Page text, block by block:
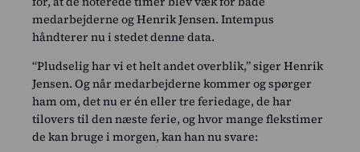
medarbejderne og Henrik Jensen. Intempus
håndterer nu i stedet denne data.
“Pludselig har vi et helt andet overblik,” siger Henrik
Jensen. Og når medarbejderne kommer og spørger
ham om, det nu er én eller tre feriedage, de har
tilovers til den næste ferie, og hvor mange flekstimer
de kan bruge i morgen, kan han nu svare: